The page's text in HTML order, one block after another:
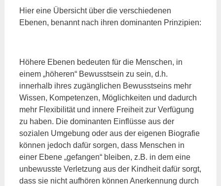
Hier eine Übersicht über die verschiedenen
Ebenen, benannt nach ihren dominanten Prinzipien:
Höhere Ebenen bedeuten für die Menschen, in
einem „höheren“ Bewusstsein zu sein, d.h.
innerhalb ihres zugänglichen Bewusstseins mehr
Wissen, Kompetenzen, Möglichkeiten und dadurch
mehr Flexibilität und innere Freiheit zur Verfügung
zu haben. Die dominanten Einflüsse aus der
sozialen Umgebung oder aus der eigenen Biografie
können jedoch dafür sorgen, dass Menschen in
einer Ebene „gefangen“ bleiben, z.B. in dem eine
unbewusste Verletzung aus der Kindheit dafür sorgt,
dass sie nicht aufhören können Anerkennung durch